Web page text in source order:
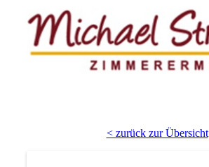
< zurück zur Übersicht